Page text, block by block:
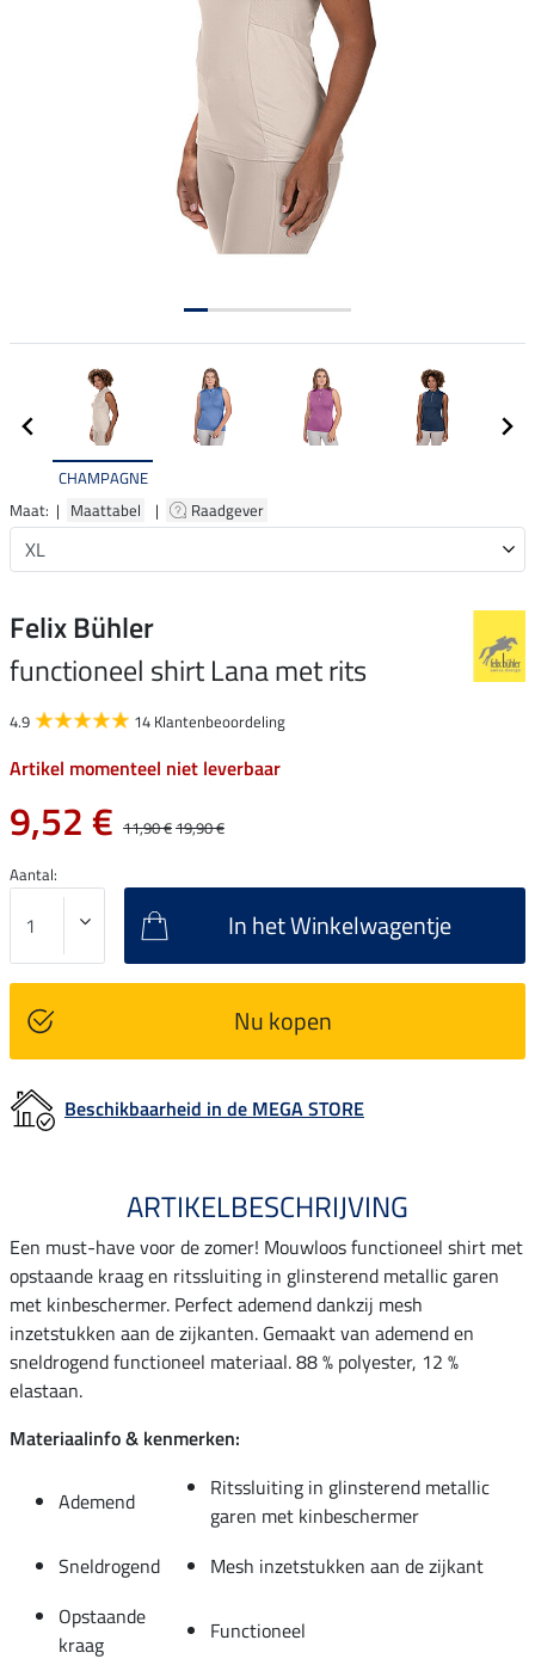
CHAMPAGNE
Maat: | Maattabel | Raadgever
Felix Bühler
functioneel shirt Lana met rits
4.9 14 Klantenbeoordeling
Artikel momenteel niet leverbaar
9,52 € 11,90 €19,90 €
Aantal:
In het Winkelwagentje
Nu kopen
Beschikbaarheid in de MEGA STORE
ARTIKELBESCHRIJVING
Een must-have voor de zomer! Mouwloos functioneel shirt met
opstaande kraag en ritssluiting in glinsterend metallic garen
met kinbeschermer. Perfect ademend dankzij mesh
inzetstukken aan de zijkanten. Gemaakt van ademend en
sneldrogend functioneel materiaal. 88 % polyester, 12 %
elastaan.
Materiaalinfo & kenmerken:
Ademend
Ritssluiting in glinsterend metallic
garen met kinbeschermer
Sneldrogend
Mesh inzetstukken aan de zijkant
Opstaande
kraag
Functioneel